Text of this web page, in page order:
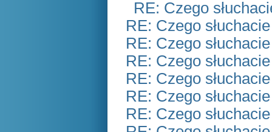
RE: Czego
RE: Czego
RE: Czego
RE: Czego
RE: Czego
RE: Czego
RE: Czego